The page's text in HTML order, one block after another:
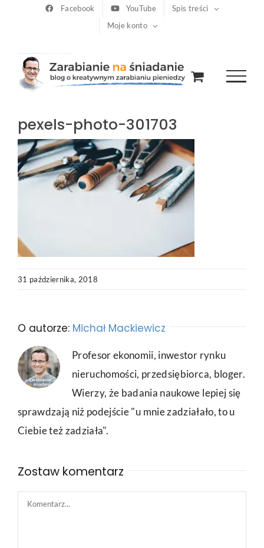
Facebook YouTube
Spis treści
Moje konto
pexels-photo-301703
31 października, 2018
O autorze: Michał Mackiewicz
Profesor ekonomii, inwestor rynku
nieruchomości, przedsiębiorca, bloger.
Wierzy, że badania naukowe lepiej się
sprawdzają niż podejście "u mnie zadziałało, to u
Ciebie też zadziała".
Zostaw komentarz
Comment